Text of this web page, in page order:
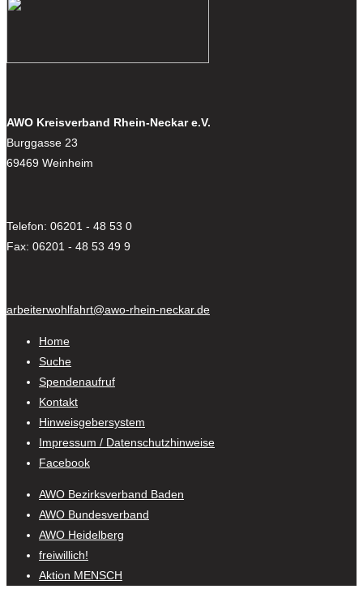
AWO Kreisverband Rhein-Neckar e.V.
Burggasse 23
69469 Weinheim
Telefon: 06201 - 48 53 0
Fax: 06201 - 48 53 49 9
arbeiterwohlfahrt@awo-rhein-neckar.de
Home
Suche
Spendenaufruf
Kontakt
Hinweisgebersystem
Impressum / Datenschutzhinweise
Facebook
AWO Bezirksverband Baden
AWO Bundesverband
AWO Heidelberg
freiwillich!
Aktion MENSCH